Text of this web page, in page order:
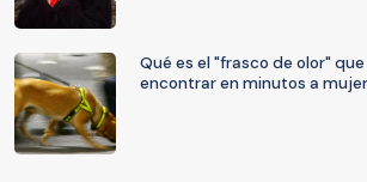
Qué es el "frasco de olor"
encontrar en minutos a